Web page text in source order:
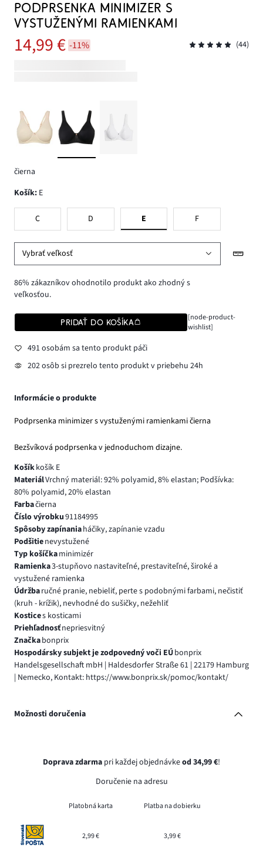
PODPRSENKA MINIMIZER S
VYSTUŽENÝMI RAMIENKAMI
14,99 € -11% (44)
čierna
Košík: E
C D E F
Vybrať veľkosť
86% zákazníkov ohodnotilo produkt ako zhodný s
veľkosťou.
PRIDAŤ DO KOŠÍKA
[node-product-
wishlist]
491 osobám sa tento produkt páči
202 osôb si prezrelo tento produkt v priebehu 24h
Informácie o produkte
Podprsenka minimizer s vystuženými ramienkami čierna
Bezšvíková podprsenka v jednoduchom dizajne.
Košíkkošík E
MateriálVrchný materiál: 92% polyamid, 8% elastan; Podšívka:
80% polyamid, 20% elastan
Farbačierna
Číslo výrobku91184995
Spôsoby zapínaniaháčiky, zapínanie vzadu
Podšitienevystužené
Typ košíčkaminimizér
Ramienka3-stupňovo nastaviteľné, prestaviteľné, široké a
vystužené ramienka
Údržbaručné pranie, nebieliť, perte s podobnými farbami, nečistiť
(kruh - krížik), nevhodné do sušičky, nežehliť
Kostices kosticami
Priehľadnosťnepriesvitný
Značkabonprix
Hospodársky subjekt je zodpovedný voči EÚbonprix
Handelsgesellschaft mbH | Haldesdorfer Straße 61 | 22179 Hamburg
| Nemecko, Kontakt: https://www.bonprix.sk/pomoc/kontakt/
Možnosti doručenia
Doprava zdarma pri každej objednávkeod 34,99 €!
Doručenie na adresu
Platobná karta Platba na dobierku
2,99 € 3,99 €